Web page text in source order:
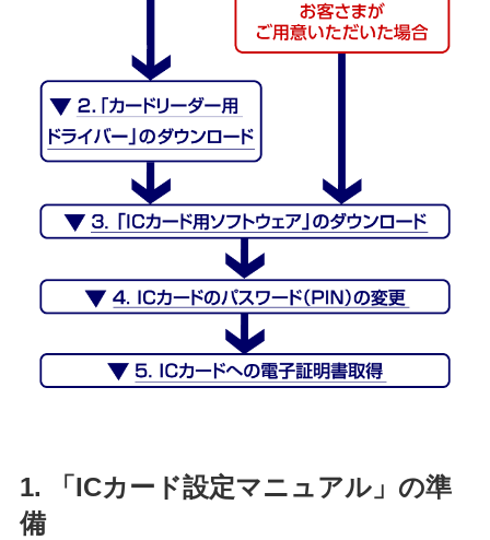
1. 「ICカード設定マニュアル」の準
備